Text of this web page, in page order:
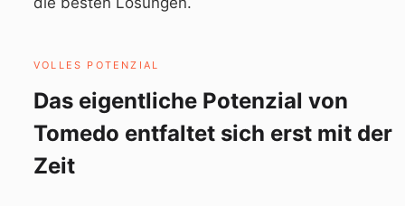
VOLLES POTENZIAL
Das eigentliche Potenzial von
Tomedo entfaltet sich erst mit der
Zeit